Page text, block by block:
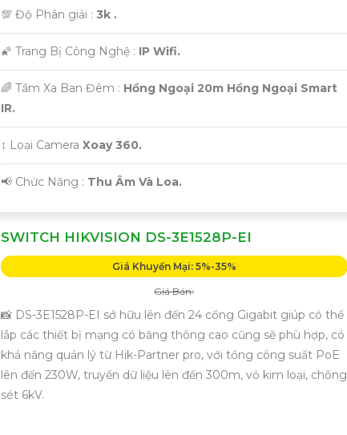
💯 Độ Phân giải : 3k .
🌠 Trang Bị Công Nghệ : IP Wifi.
🌈 Tầm Xa Ban Đêm : Hồng Ngoại 20m Hồng Ngoại Smart
IR.
↕️ Loại Camera Xoay 360.
️📢 Chức Năng : Thu Âm Và Loa.
SWITCH HIKVISION DS-3E1528P-EI
Giá Khuyến Mại: 5%-35%
Giá Bán:
📸 DS-3E1528P-EI sở hữu lên đến 24 cổng Gigabit giúp có thể
lắp các thiết bị mạng có băng thông cao cũng sẽ phù hợp, có
khả năng quản lý từ Hik-Partner pro, với tổng công suất PoE
lên đến 230W, truyền dữ liệu lên đến 300m, vỏ kim loại, chông
sét 6kV.